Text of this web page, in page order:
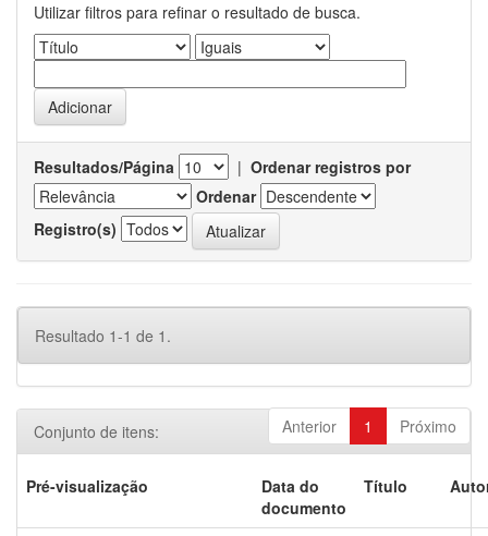
Utilizar filtros para refinar o resultado de busca.
Resultados/Página | Ordenar registros por
Ordenar
Registro(s)
Resultado 1-1 de 1.
Anterior 1 Próximo
Conjunto de itens:
Pré-visualização
Data do
documento
Título